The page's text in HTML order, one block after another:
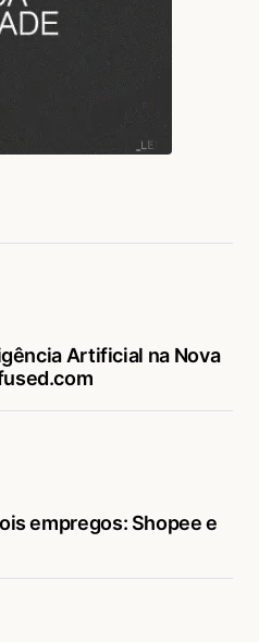
Artificial na Nova
empregos: Shopee e